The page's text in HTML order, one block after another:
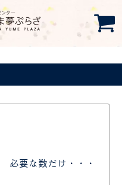
必要な数だけ・・・